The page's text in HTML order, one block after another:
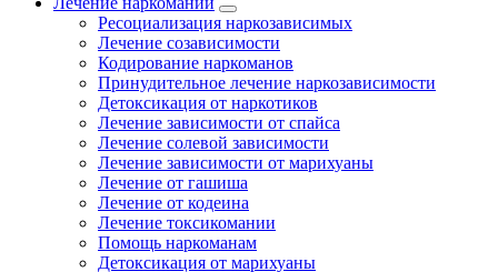
Ресоциализация наркозависимых
Лечение созависимости
Кодирование наркоманов
Принудительное лечение наркозависимости
Детоксикация от наркотиков
Лечение зависимости от спайса
Лечение солевой зависимости
Лечение зависимости от марихуаны
Лечение от гашиша
Лечение от кодеина
Лечение токсикомании
Помощь наркоманам
Детоксикация от марихуаны